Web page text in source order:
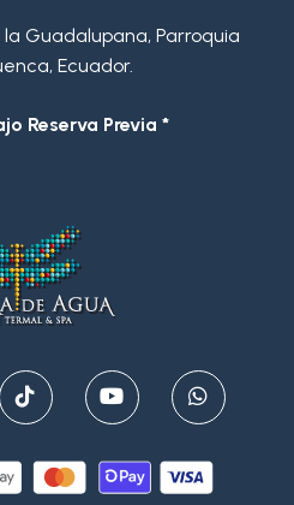
Guadalupana, Parroquia
Ecuador.
Reserva Previa *